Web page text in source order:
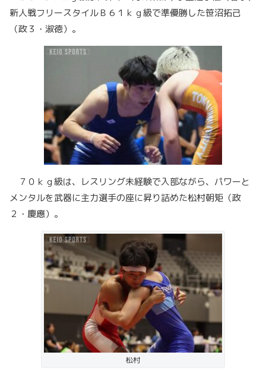
新人戦フリースタイルＢ６１ｋｇ級で準優勝した笹沼拓己
（政３・淑徳）。
７０ｋｇ級は、レスリング未経験で入部ながら、パワーと
メンタルを武器に主力選手の座に昇り詰めた松村朝矩（政
２・慶應）。
松村